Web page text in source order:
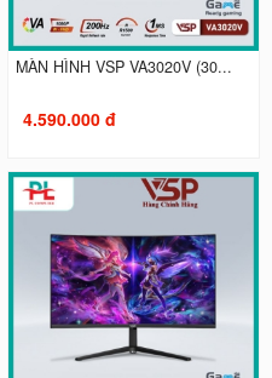
MÀN HÌNH VSP VA3020V (30...
4.590.000 đ